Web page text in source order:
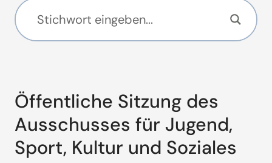
Öffentliche Sitzung des
Ausschusses für Jugend,
Sport, Kultur und Soziales